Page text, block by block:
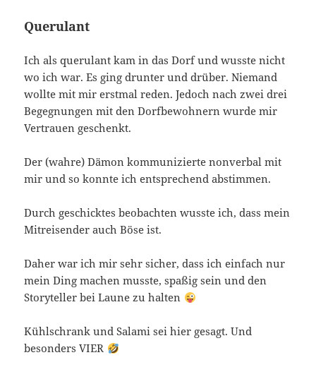
Querulant
Ich als querulant kam in das Dorf und wusste nicht
wo ich war. Es ging drunter und drüber. Niemand
wollte mit mir erstmal reden. Jedoch nach zwei drei
Begegnungen mit den Dorfbewohnern wurde mir
Vertrauen geschenkt.
Der (wahre) Dämon kommunizierte nonverbal mit
mir und so konnte ich entsprechend abstimmen.
Durch geschicktes beobachten wusste ich, dass mein
Mitreisender auch Böse ist.
Daher war ich mir sehr sicher, dass ich einfach nur
mein Ding machen musste, spaßig sein und den
Storyteller bei Laune zu halten
Kühlschrank und Salami sei hier gesagt. Und
besonders VIER